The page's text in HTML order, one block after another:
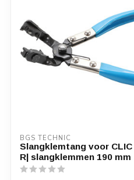
BGS TECHNIC
Slangklemtang voor CLIC
R| slangklemmen 190 mm